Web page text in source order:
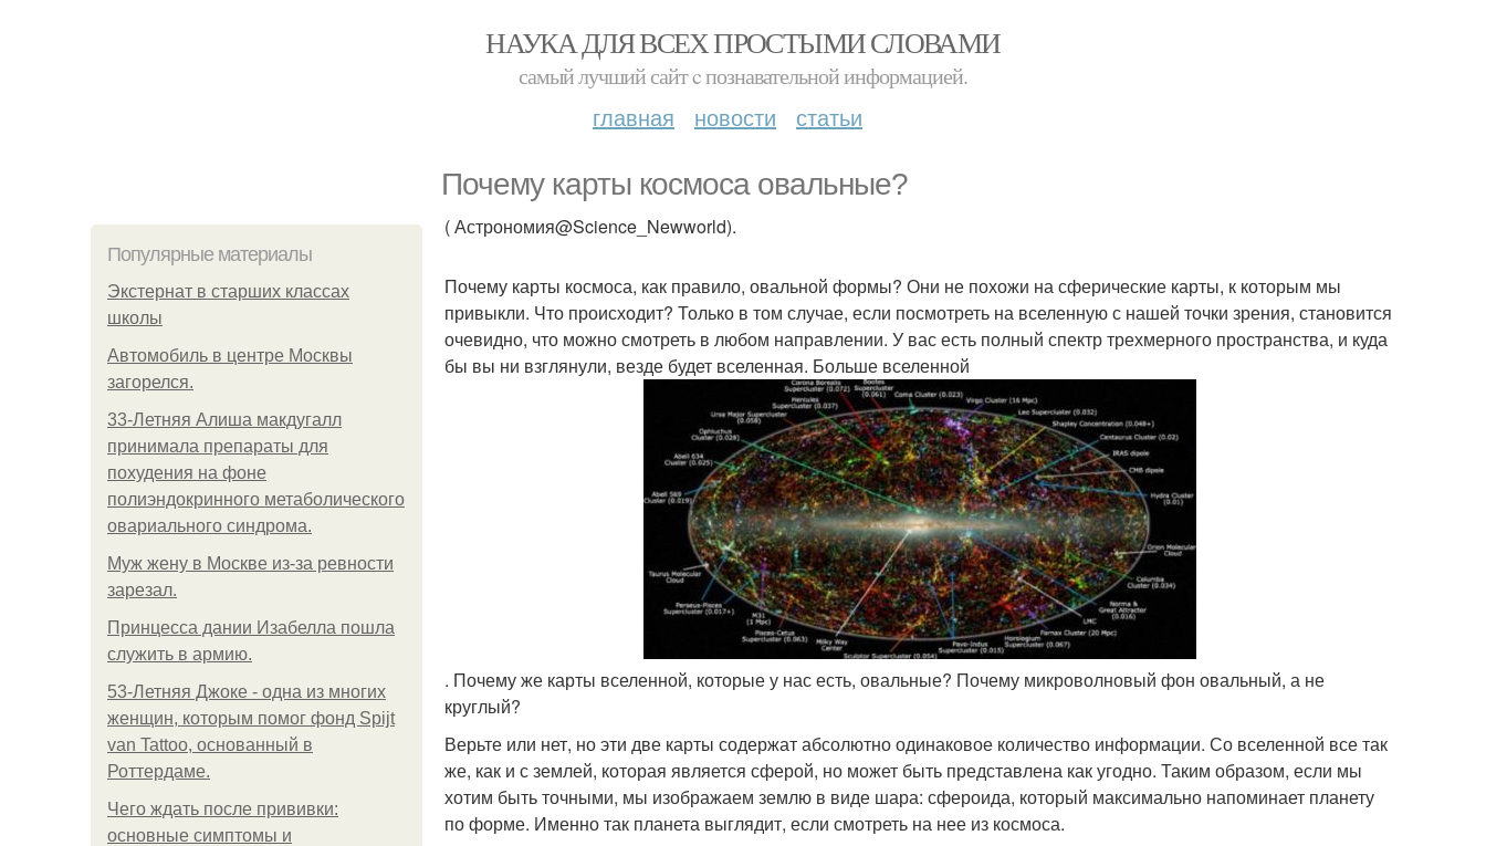
НАУКА ДЛЯ ВСЕХ ПРОСТЫМИ СЛОВАМИ
самый лучший сайт c познавательной информацией.
главная новости статьи
Почему карты космоса овальные?
Популярные материалы
Экстернат в старших классах
школы
Автомобиль в центре Москвы
загорелся.
33-Летняя Алиша макдугалл
принимала препараты для
похудения на фоне
полиэндокринного метаболического
овариального синдрома.
Mуж жену в Москве из-за ревности
зарезал.
Принцесса дании Изабелла пошла
служить в армию.
53-Летняя Джоке - одна из многих
женщин, которым помог фонд Spijt
van Tattoo, основанный в
Роттердаме.
Чего ждать после прививки:
основные симптомы и
( Астрономия@Science_Newworld).
Почему карты космоса, как правило, овальной формы? Они не похожи на сферические карты, к которым мы
привыкли. Что происходит? Только в том случае, если посмотреть на вселенную с нашей точки зрения, становится
очевидно, что можно смотреть в любом направлении. У вас есть полный спектр трехмерного пространства, и куда
бы вы ни взглянули, везде будет вселенная. Больше вселенной
. Почему же карты вселенной, которые у нас есть, овальные? Почему микроволновый фон овальный, а не
круглый?
Верьте или нет, но эти две карты содержат абсолютно одинаковое количество информации. Со вселенной все так
же, как и с землей, которая является сферой, но может быть представлена как угодно. Таким образом, если мы
хотим быть точными, мы изображаем землю в виде шара: сфероида, который максимально напоминает планету
по форме. Именно так планета выглядит, если смотреть на нее из космоса.